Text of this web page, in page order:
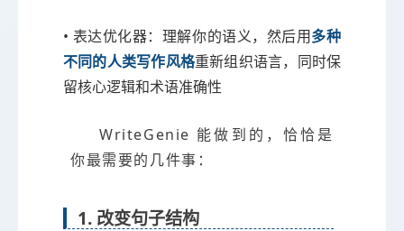
• 表达优化器：理解你的语义，然后用多种
不同的人类写作风格重新组织语言，同时保
留核心逻辑和术语准确性
WriteGenie 能做到的，恰恰是
你最需要的几件事：
1. 改变句子结构